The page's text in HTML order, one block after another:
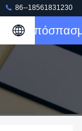
86--18561831230